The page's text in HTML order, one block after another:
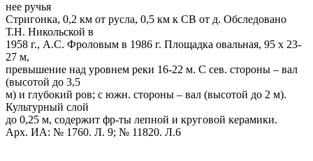
нее ручья
Стригонка, 0,2 км от русла, 0,5 км к СВ от д. Обследовано
Т.Н. Никольской в
1958 г., А.С. Фроловым в 1986 г. Площадка овальная, 95 х 23-
27 м,
превышение над уровнем реки 16-22 м. С сев. стороны – вал
(высотой до 3,5
м) и глубокий ров; с южн. стороны – вал (высотой до 2 м).
Культурный слой
до 0,25 м, содержит фр-ты лепной и круговой керамики.
Арх. ИА: № 1760. Л. 9; № 11820. Л.6